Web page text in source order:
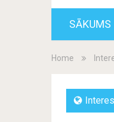
SĀKUMS
Home